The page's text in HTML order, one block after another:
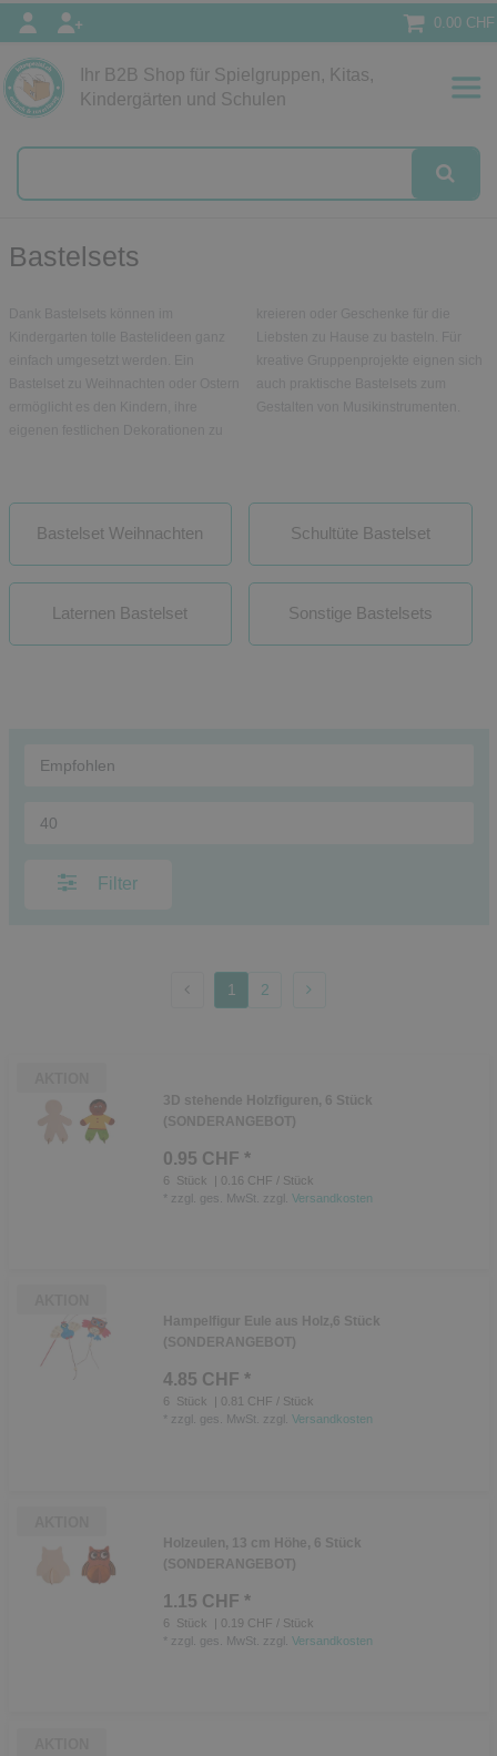
0.00 CHF
Ihr B2B Shop für Spielgruppen, Kitas,
Kindergärten und Schulen
Bastelsets
Bastelset Weihnachten Schultüte Bastelset
Laternen Bastelset Sonstige Bastelsets
Filter
1 2
3D stehende Holzfiguren, 6 Stück
(SONDERANGEBOT)
0.95 CHF *
6 Stück
| 0.16 CHF / Stück
zzgl. ges. MwSt. zzgl. Versandkosten
Hampelfigur Eule aus Holz,6 Stück
(SONDERANGEBOT)
4.85 CHF *
6 Stück
| 0.81 CHF / Stück
zzgl. ges. MwSt. zzgl. Versandkosten
Holzeulen, 13 cm Höhe, 6 Stück
(SONDERANGEBOT)
1.15 CHF *
6 Stück
| 0.19 CHF / Stück
zzgl. ges. MwSt. zzgl. Versandkosten